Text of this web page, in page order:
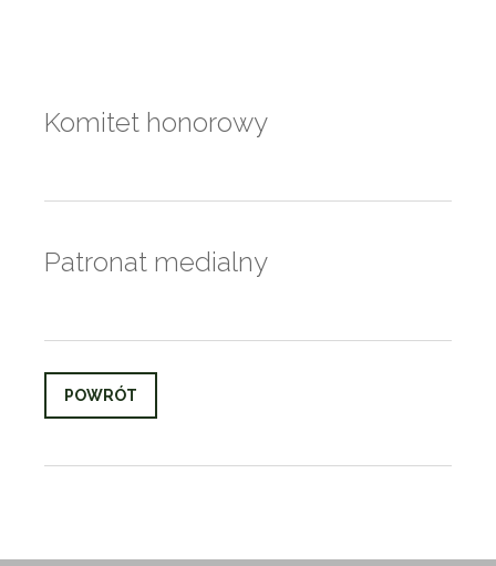
Komitet honorowy
Patronat medialny
POWRÓT